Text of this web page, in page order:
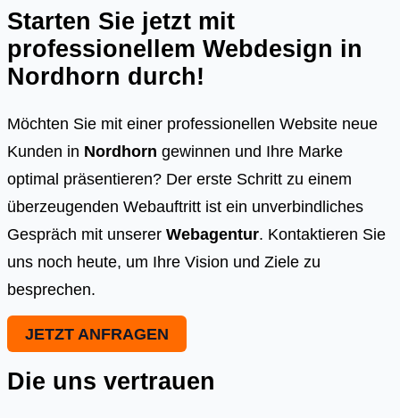
Starten Sie jetzt mit
professionellem Webdesign in
Nordhorn durch!
Möchten Sie mit einer professionellen Website neue
Kunden in Nordhorn gewinnen und Ihre Marke
optimal präsentieren? Der erste Schritt zu einem
überzeugenden Webauftritt ist ein unverbindliches
Gespräch mit unserer Webagentur. Kontaktieren Sie
uns noch heute, um Ihre Vision und Ziele zu
besprechen.
JETZT ANFRAGEN
Die uns vertrauen